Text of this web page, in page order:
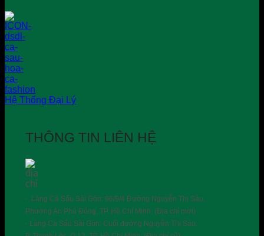
Hệ Thống Đại Lý
THÔNG TIN LIÊN HỆ
- Làng Cá Sấu Sài Gòn: 96/9/4 Đường Nguyễn Thị Sáu,
Phường An Phú Đông, TP. Hồ Chí Minh. (Địa chỉ mới)
- Làng Cá Sấu Sài Gòn: Cuối đường Nguyễn Thị Sáu,